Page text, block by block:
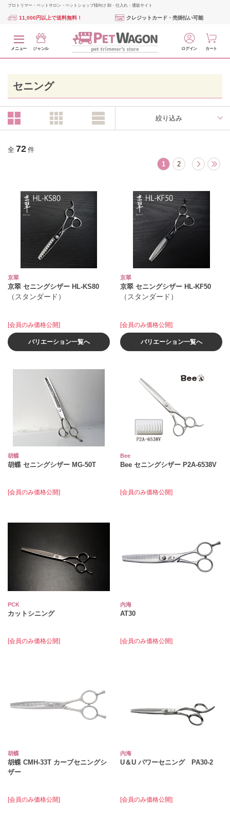
プロトリマー・ペットサロン・ペットショップ様向け 卸・仕入れ・通販サイト
11,000円以上で送料無料！ クレジットカード・売掛払い可能
メニュー ジャンル ログイン カート
セニング
絞り込み
全 72 件
1
2
京翠
京翠 セニングシザー HL‐KS80
（スタンダード）
[会員のみ価格公開]
バリエーション一覧へ
京翠
京翠 セニングシザー HL‐KF50
（スタンダード）
[会員のみ価格公開]
バリエーション一覧へ
胡蝶
胡蝶 セニングシザー MG-50T
[会員のみ価格公開]
Bee
Bee セニングシザー P2A-6538V
[会員のみ価格公開]
PCK
カットシニング
[会員のみ価格公開]
内海
AT30
[会員のみ価格公開]
胡蝶
胡蝶 CMH-33T カーブセニングシ
ザー
[会員のみ価格公開]
内海
U＆U パワーセニング PA30-2
[会員のみ価格公開]